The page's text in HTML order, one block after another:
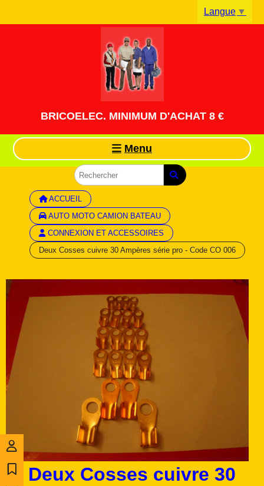
BRICOELEC. MINIMUM D'ACHAT 8 €
Menu
ACCUEIL
AUTO MOTO CAMION BATEAU
CONNEXION ET ACCESSOIRES
Deux Cosses cuivre 30 Ampères série pro - Code CO 006
Deux Cosses cuivre 30
Langue ▼